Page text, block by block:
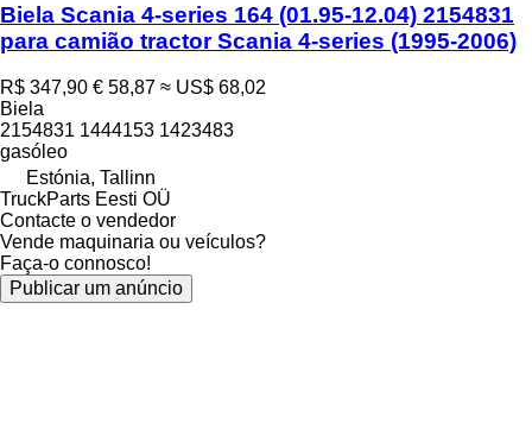
Biela Scania 4-series 164 (01.95-12.04) 2154831
para camião tractor Scania 4-series (1995-2006)
R$ 347,90 € 58,87 ≈ US$ 68,02
Biela
2154831 1444153 1423483
gasóleo
Estónia, Tallinn
TruckParts Eesti OÜ
Contacte o vendedor
Vende maquinaria ou veículos?
Faça-o connosco!
Publicar um anúncio